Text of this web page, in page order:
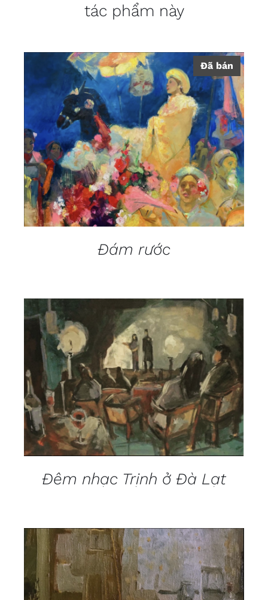
tác phẩm này
Đã bán
DETAILS
Đám rước
DETAILS
Đêm nhạc Trịnh ở Đà Lạt